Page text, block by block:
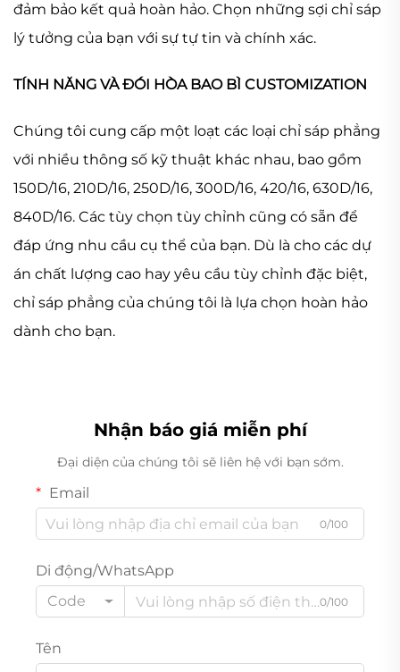
đảm bảo kết quả hoàn hảo. Chọn những sợi chỉ sáp
lý tưởng của bạn với sự tự tin và chính xác.
TÍNH NĂNG VÀ ĐÓI HÒA BAO BÌ CUSTOMIZATION
Chúng tôi cung cấp một loạt các loại chỉ sáp phẳng
với nhiều thông số kỹ thuật khác nhau, bao gồm
150D/16, 210D/16, 250D/16, 300D/16, 420/16, 630D/16,
840D/16. Các tùy chọn tùy chỉnh cũng có sẵn để
đáp ứng nhu cầu cụ thể của bạn. Dù là cho các dự
án chất lượng cao hay yêu cầu tùy chỉnh đặc biệt,
chỉ sáp phẳng của chúng tôi là lựa chọn hoàn hảo
dành cho bạn.
Nhận báo giá miễn phí
Đại diện của chúng tôi sẽ liên hệ với bạn sớm.
Email
0/100
Di động/WhatsApp
Code
0/100
Tên